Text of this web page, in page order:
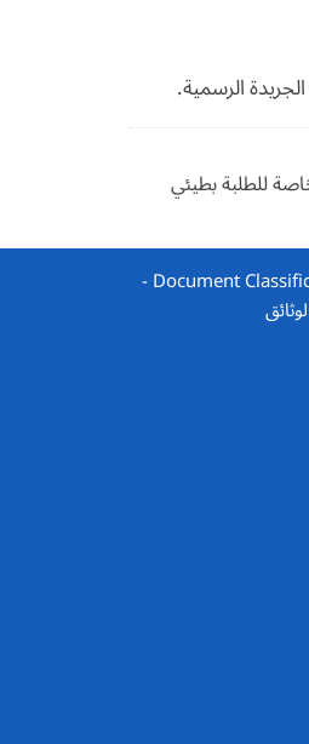
الرسمية.
فصول خاصة للطلبة بطيئي
Document Classification Solutions -